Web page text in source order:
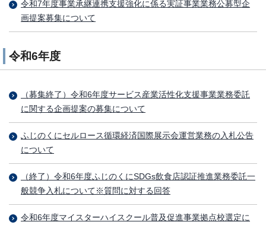
令和7年度事業承継連携支援強化に係る実証事業業務公募型企
画提案募集について
令和6年度
（募集終了）令和6年度サービス産業活性化支援事業業務委託
に関する企画提案の募集について
ふじのくにセルロース循環経済国際展示会運営業務の入札公告
について
（終了）令和6年度ふじのくにSDGs飲食店認証推進業務委託一
般競争入札について※質問に対する回答
令和6年度マイスターハイスクール普及促進事業拠点校選定に